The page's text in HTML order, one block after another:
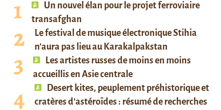
Un nouvel élan pour le projet ferroviaire
transafghan
Le festival de musique électronique Stihia
n’aura pas lieu au Karakalpakstan
Les artistes russes de moins en moins
accueillis en Asie centrale
Desert kites, peuplement préhistorique et
cratères d’astéroïdes : résumé de recherches